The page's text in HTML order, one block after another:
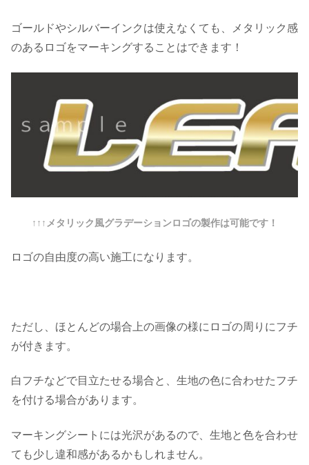
ゴールドやシルバーインクは使えなくても、メタリック感
のあるロゴをマーキングすることはできます！
↑↑↑メタリック風グラデーションロゴの製作は可能です！
ロゴの自由度の高い施工になります。
ただし、ほとんどの場合上の画像の様にロゴの周りにフチ
が付きます。
白フチなどで目立たせる場合と、生地の色に合わせたフチ
を付ける場合があります。
マーキングシートには光沢があるので、生地と色を合わせ
ても少し違和感があるかもしれません。